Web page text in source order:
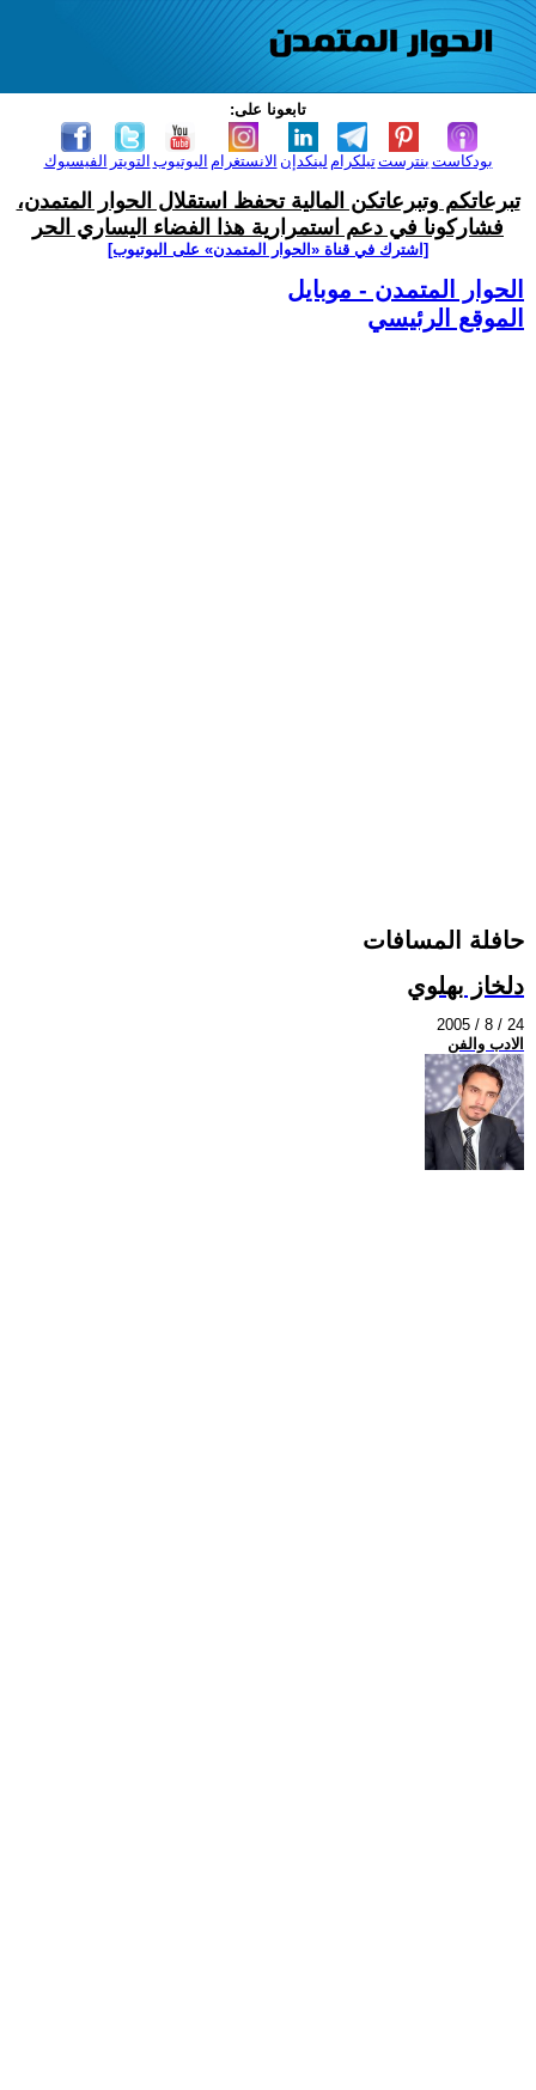
تابعونا على:
الفيسبوك التويتر اليوتيوب الانستغرام لينكدإن تيلكرامبنترست بودكاست
تبرعاتكم وتبرعاتكن المالية تحفظ استقلال الحوار المتمدن،
فشاركونا في دعم استمرارية هذا الفضاء اليساري الحر
[اشترك في قناة ‫«الحوار المتمدن» على اليوتيوب]
الحوار المتمدن - موبايل
الموقع الرئيسي
حافلة المسافات
دلخاز بهلوي
2005 / 8 / 24
الادب والفن